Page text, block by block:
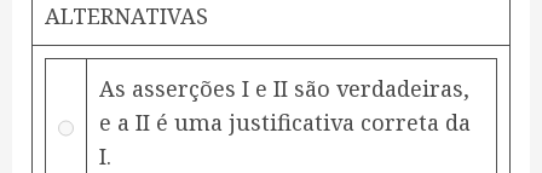
ALTERNATIVAS
As asserções I e II são verdadeiras,
e a II é uma justificativa correta da
I.